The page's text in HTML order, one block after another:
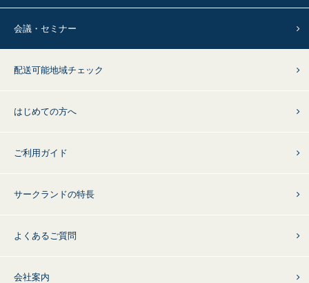
会議・セミナー
配送可能地域チェック
はじめての方へ
ご利用ガイド
サークランドの特長
よくあるご質問
会社案内